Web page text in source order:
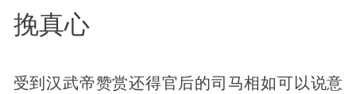
挽真心
受到汉武帝赞赏还得官后的司马相如可以说意